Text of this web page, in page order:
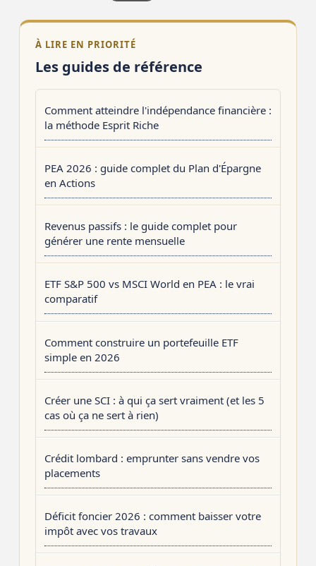
À LIRE EN PRIORITÉ
Les guides de référence
Comment atteindre l'indépendance financière :
la méthode Esprit Riche
PEA 2026 : guide complet du Plan d'Épargne
en Actions
Revenus passifs : le guide complet pour
générer une rente mensuelle
ETF S&P 500 vs MSCI World en PEA : le vrai
comparatif
Comment construire un portefeuille ETF
simple en 2026
Créer une SCI : à qui ça sert vraiment (et les 5
cas où ça ne sert à rien)
Crédit lombard : emprunter sans vendre vos
placements
Déficit foncier 2026 : comment baisser votre
impôt avec vos travaux